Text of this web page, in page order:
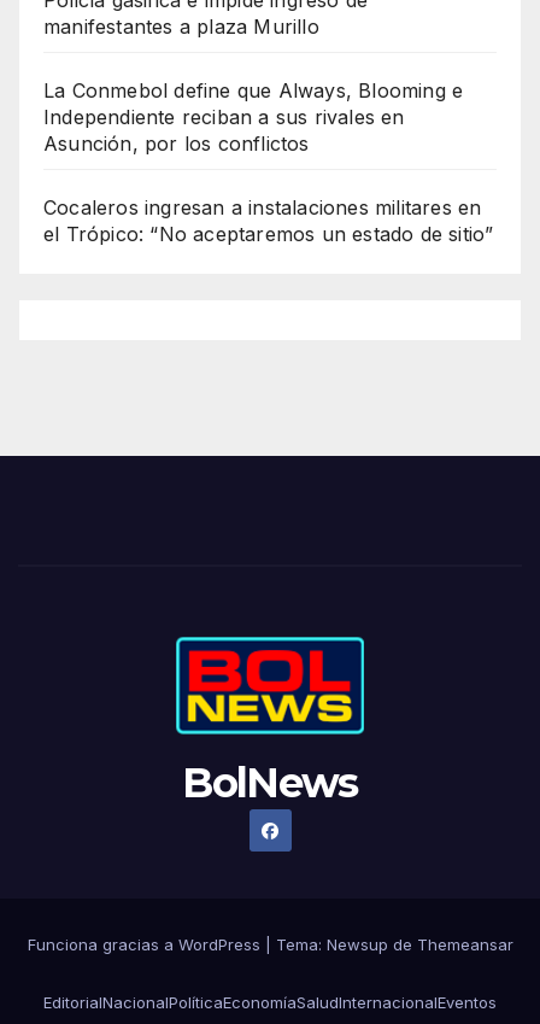
manifestantes a plaza Murillo
La Conmebol define que Always, Blooming e
Independiente reciban a sus rivales en
Asunción, por los conflictos
Cocaleros ingresan a instalaciones militares en
el Trópico: “No aceptaremos un estado de sitio”
BolNews
Funciona gracias a WordPress Tema: Newsup de Themeansar
EditorialNacionalPolíticaEconomíaSaludInternacionalEventos